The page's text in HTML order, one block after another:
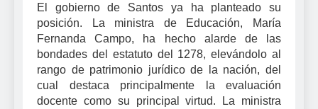
El gobierno de Santos ya ha planteado su
posición. La ministra de Educación, María
Fernanda Campo, ha hecho alarde de las
bondades del estatuto del 1278, elevándolo al
rango de patrimonio jurídico de la nación, del
cual destaca principalmente la evaluación
docente como su principal virtud. La ministra